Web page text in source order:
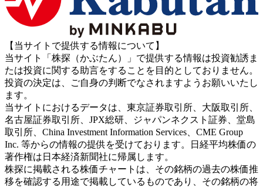
【当サイトで提供する情報について】
当サイト「株探（かぶたん）」で提供する情報は投資勧誘ま
たは投資に関する助言をすることを目的としておりません。
投資の決定は、ご自身の判断でなされますようお願いいたし
ます。
当サイトにおけるデータは、東京証券取引所、大阪取引所、
名古屋証券取引所、JPX総研、ジャパンネクスト証券、堂島
取引所、China Investment Information Services、CME Group
Inc. 等からの情報の提供を受けております。日経平均株価の
著作権は日本経済新聞社に帰属します。
株探に掲載される株価チャートは、その銘柄の過去の株価推
移を確認する用途で掲載しているものであり、その銘柄の将